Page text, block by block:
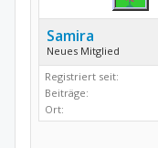
Samira
Neues Mitglied
Registriert seit:
Beiträge:
Ort: